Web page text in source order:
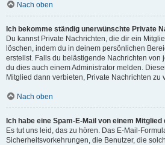
Nach oben
Ich bekomme ständig unerwünschte Private
Du kannst Private Nachrichten, die dir ein
löschen, indem du in deinem persönlichen
erstellst. Falls du belästigende Nachrichten von
du dies auch einem Administrator melden.
Mitglied dann verbieten, Private Nachrichten zu
Nach oben
Ich habe eine Spam-E-Mail von einem
Es tut uns leid, das zu hören. Das E-Mail-
Sicherheitsvorkehrungen, die Benutzer, die